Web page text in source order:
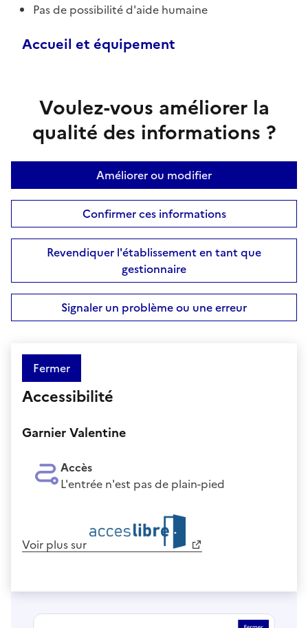
Pas de possibilité d'aide humaine
Accueil et équipement
Voulez-vous améliorer la
qualité des informations ?
Améliorer ou modifier
Confirmer ces informations
Revendiquer l'établissement en tant que
gestionnaire
Signaler un problème ou une erreur
Fermer
Accessibilité
Garnier Valentine
Accès
L'entrée n'est pas de plain-pied
Voir plus sur